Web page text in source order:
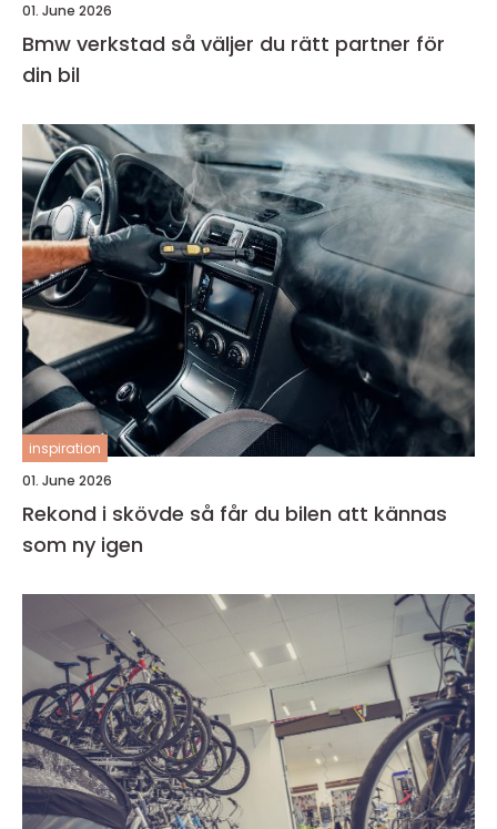
01. June 2026
Bmw verkstad så väljer du rätt partner för
din bil
inspiration
01. June 2026
Rekond i skövde så får du bilen att kännas
som ny igen